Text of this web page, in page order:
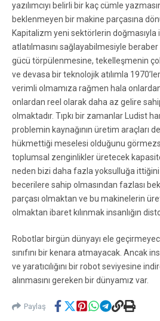
yazılımcıyı belirli bir kaç cümle
beklenmeyen bir makine parçasına
Kapitalizm yeni sektörlerin doğmasıyla
atlatılmasını sağlayabilmesiyle
gücü törpülenmesine, tekelleşmenin
ve devasa bir teknolojik atılımla
verimli olmamıza rağmen hala
onlardan reel olarak daha az gelire
olmaktadır. Tıpkı bir zamanlar Ludist
problemin kaynağının üretim araçları
hükmettiği meselesi olduğunu
toplumsal zenginlikler üretecek
neden bizi daha fazla yoksulluğa
becerilere sahip olmasından fazlası
parçası olmaktan ve bu makinelerin
olmaktan ibaret kılınmak insanlığın
Robotlar birgün dünyayı ele
sınıfını bir kenara atmayacak. Ancak
ve yaratıcılığını bir robot seviyesine
alınmasını gereken bir dünyamız var.
Paylaş